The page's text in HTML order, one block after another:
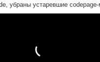
убраны устаревшие codepage-